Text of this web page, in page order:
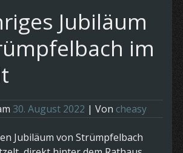
Jubiläum
im
30. August 2022 | Von cheasy
Jubiläum von Strümpfelbach